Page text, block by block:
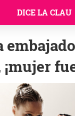
DICE LA CLAU
¡mujer